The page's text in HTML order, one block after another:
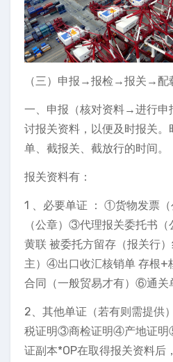
（三）申报→报检→报关→配
一、申报（核对资料→进行申
讨报关资料，以便及时报关
单、截报关、截放行的时间。
报关资料有：
1 、必要单证 ： ①货物发票
（公章）③代理报关委托书
黄联 被委托方留存（报关行
主）④出口收汇核销单 存根
合同（一般贸易才有）⑥通关
2、其他单证（若有则需提
税证明③商检证明④产地证
证副本*OP在取得报关资料后